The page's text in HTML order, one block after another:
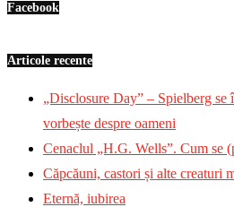
Facebook
Articole recente
„Disclosure Day” – Spielberg se
vorbește despre oameni
Cenaclul „H.G. Wells”. Cum se
Căpcăuni, castori și alte creaturi
Eternă, iubirea